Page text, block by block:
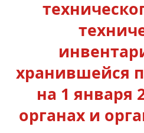
хранившейся
на 1 января
органах и